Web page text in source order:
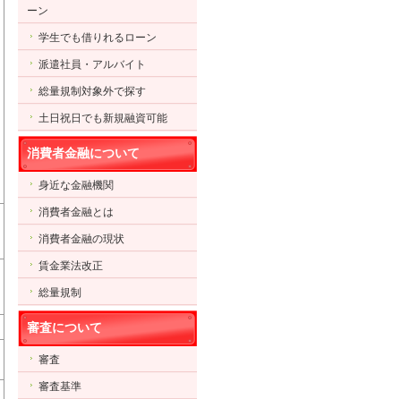
ーン
学生でも借りれるローン
派遣社員・アルバイト
総量規制対象外で探す
土日祝日でも新規融資可能
消費者金融について
身近な金融機関
消費者金融とは
消費者金融の現状
賃金業法改正
総量規制
審査について
審査
審査基準